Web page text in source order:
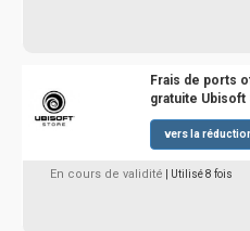
Frais de ports
gratuite Ubisoft
vers la
En cours de validité | Utilisé 8 fois